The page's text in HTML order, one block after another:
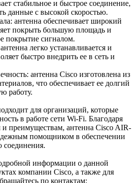
стабильное и быстрое соединение,
данные с высокой скоростью.
антенна обеспечивает широкий
покрыть большую площадь и
покрытие сигналом.
легко устанавливается и
быстро внедрить ее в сеть и
антенна Cisco изготовлена из
что обеспечивает ее долгий
работу.
для организаций, которые
в работе сети Wi-Fi. Благодаря
и преимуществам, антенна Cisco AIR-
помощником в обеспечении
соединения.
информации о данной
компании Cisco, а также для
по контактам: